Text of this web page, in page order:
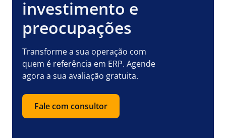
investimento e
preocupações
Transforme a sua operação com
quem é referência em ERP. Agende
agora a sua avaliação gratuita.
Fale com consultor